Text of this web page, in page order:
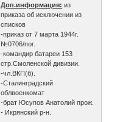
Доп.информация: из
приказа об исключении из
списков
-приказ от 7 марта 1944г.
№0706/пог.
-командир батареи 153
стр.Смоленской дивизии.
-чл.ВКП(б).
-Сталинградский
облвоенкомат
-брат Юсупов Анатолий прож.
- Икрянский р-н.